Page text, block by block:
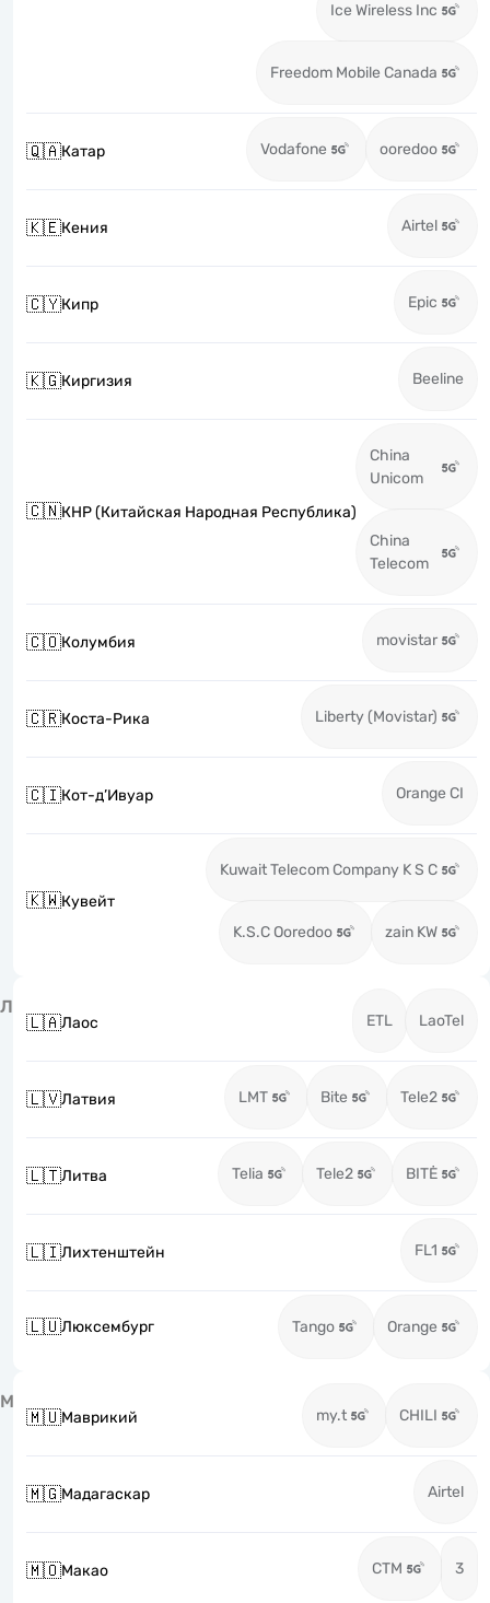
Ice Wireless Inc
Freedom Mobile Canada
🇶🇦Катар Vodafone ooredoo
🇰🇪Кения Airtel
🇨🇾Кипр Epic
🇰🇬Киргизия Beeline
🇨🇳КНР (Китайская Народная Республика)
China
Unicom
China
Telecom
🇨🇴Колумбия movistar
🇨🇷Коста-Рика Liberty (Movistar)
🇨🇮Кот-д’Ивуар Orange CI
🇰🇼Кувейт
Kuwait Telecom Company K S C
K.S.C Ooredoo zain KW
Л
🇱🇦Лаос ETL LaoTel
🇱🇻Латвия LMT Bite Tele2
🇱🇹Литва Telia Tele2 BITĖ
🇱🇮Лихтенштейн FL1
🇱🇺Люксембург Tango Orange
М
🇲🇺Маврикий my.t CHILI
🇲🇬Мадагаскар Airtel
🇲🇴Макао CTM 3